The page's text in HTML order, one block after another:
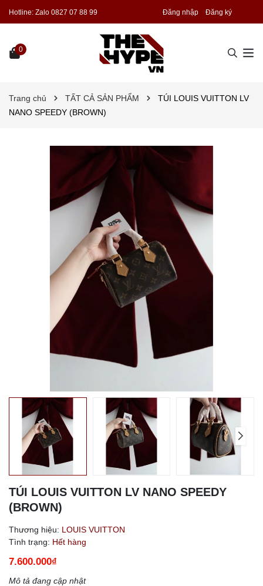
Hotline: Zalo 0827 07 88 99 Đăng nhập Đăng ký
0
Trang chủ TẤT CẢ SẢN PHẨM
TÚI LOUIS VUITTON LV
NANO SPEEDY (BROWN)
TÚI LOUIS VUITTON LV NANO SPEEDY
(BROWN)
Thương hiệu: LOUIS VUITTON
Tình trạng: Hết hàng
7.600.000₫
Mô tả đang cập nhật